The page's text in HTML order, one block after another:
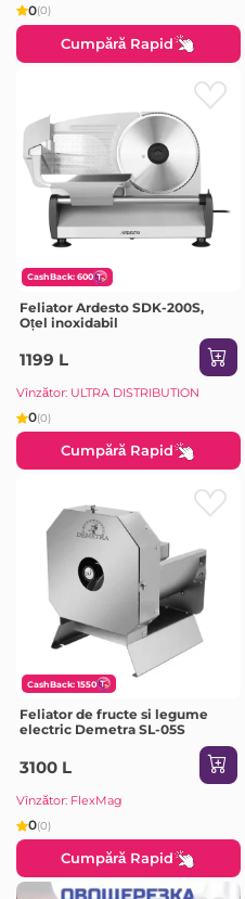
0(0)
Cumpără Rapid
CashBack: 600
Feliator Ardesto SDK-200S,
Oțel inoxidabil
1199 L
Vînzător: ULTRA DISTRIBUTION
0(0)
Cumpără Rapid
CashBack: 1550
Feliator de fructe si legume
electric Demetra SL-05S
3100 L
Vînzător: FlexMag
0(0)
Cumpără Rapid